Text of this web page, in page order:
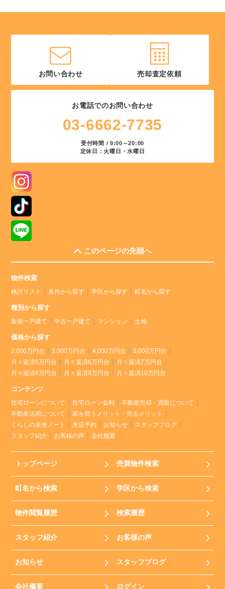
お電話でのお問い合わせ
03-6662-7735
受付時間 / 9:00～20:00
定休日：火曜日・水曜日
お問い合わせ 売却査定依頼
このページの先頭へ
物件検索
検討リスト 条件から探す 学区から探す 町名から探す
種別から探す
新築一戸建て 中古一戸建て マンション 土地
価格から探す
2,000万円台 3,000万円台 4,000万円台
5,000万円台
月々返済5万円台
月々返済6万円台
月々返済7万円台
月々返済8万円台
月々返済9万円台 月々返済10万円台
コンテンツ
住宅ローンについて 住宅ローン金利
不動産売却・買取について
不動産活用について
家を買うメリット・売るメリット
くらしの未来ノート
来店予約 お知らせ
スタッフブログ
スタッフ紹介
お客様の声 会社概要
トップページ 売買物件検索
町名から検索 学区から検索
物件閲覧履歴 検索履歴
スタッフ紹介 お客様の声
お知らせ スタッフブログ
会社概要 ログイン